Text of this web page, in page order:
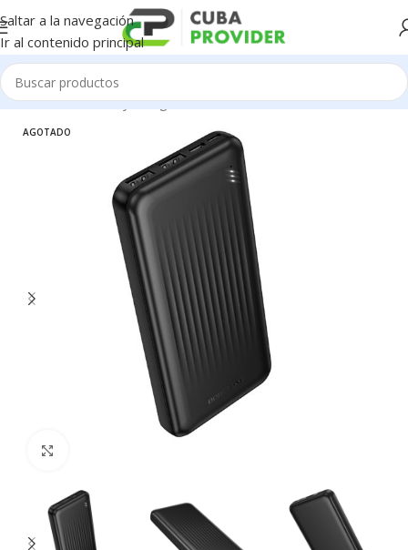
Saltar a la navegación
Ir al contenido principal
Inicio/Accesorios y Gadgets/Power Bank
AGOTADO